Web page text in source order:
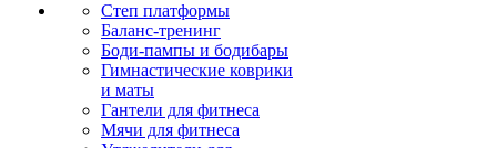
Степ платформы
Баланс-тренинг
Боди-пампы и бодибары
Гимнастические коврики
и маты
Гантели для фитнеса
Мячи для фитнеса